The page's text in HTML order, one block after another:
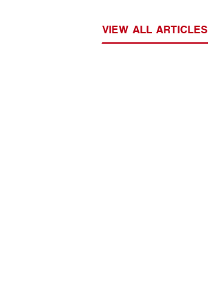
VIEW ALL ARTICLES